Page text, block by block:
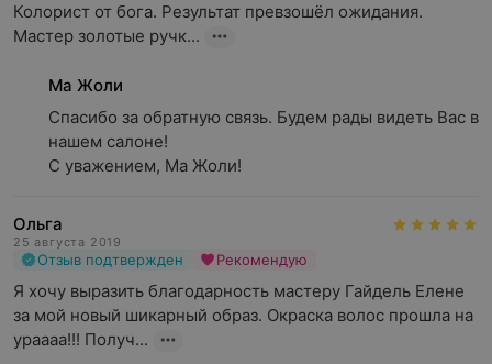
Колорист от бога. Результат превзошёл ожидания.
Мастер золотые ручк...
Ма Жоли
Спасибо за обратную связь. Будем рады видеть Вас в
нашем салоне!
С уважением, Ма Жоли!
Ольга
25 августа 2019
Отзыв подтвержден Рекомендую
Я хочу выразить благодарность мастеру Гайдель Елене
за мой новый шикарный образ. Окраска волос прошла на
ураааа!!! Получ...